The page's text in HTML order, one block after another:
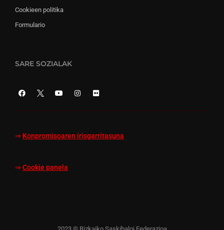
Cookieen politika
Formulario
SARE SOZIALAK
⇒ Konpromisoaren irisgarritasuna
⇒ Cookie panela